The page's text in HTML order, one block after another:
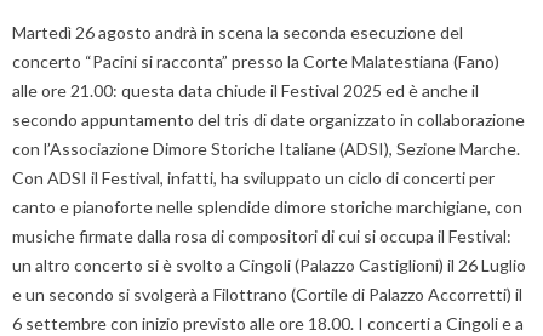
Martedì 26 agosto andrà in scena la seconda esecuzione del
concerto “Pacini si racconta” presso la Corte Malatestiana (Fano)
alle ore 21.00: questa data chiude il Festival 2025 ed è anche il
secondo appuntamento del tris di date organizzato in collaborazione
con l’Associazione Dimore Storiche Italiane (ADSI), Sezione Marche.
Con ADSI il Festival, infatti, ha sviluppato un ciclo di concerti per
canto e pianoforte nelle splendide dimore storiche marchigiane, con
musiche firmate dalla rosa di compositori di cui si occupa il Festival:
un altro concerto si è svolto a Cingoli (Palazzo Castiglioni) il 26 Luglio
e un secondo si svolgerà a Filottrano (Cortile di Palazzo Accorretti) il
6 settembre con inizio previsto alle ore 18.00. I concerti a Cingoli e a